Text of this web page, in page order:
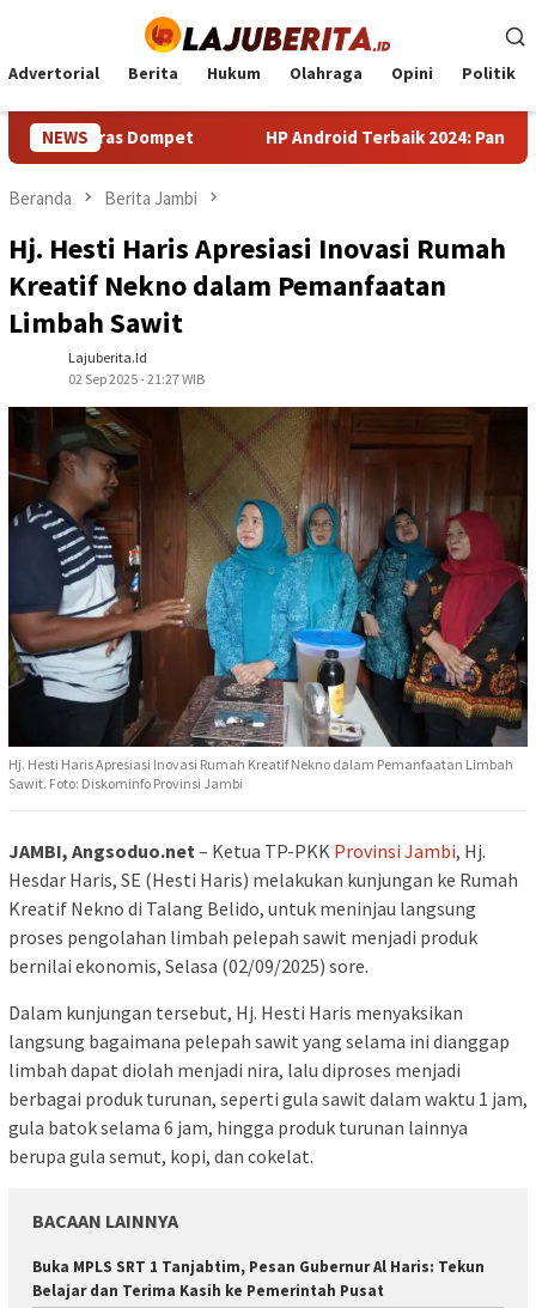
konten
Advertorial Berita Hukum Olahraga Opini Politik
NEWS
Dompet HP Android Terbaik 2024: Panduan
Beranda Berita Jambi
Hj. Hesti Haris Apresiasi Inovasi Rumah
Kreatif Nekno dalam Pemanfaatan
Limbah Sawit
Lajuberita.id
02 Sep 2025 - 21:27 WIB
Hj. Hesti Haris Apresiasi Inovasi Rumah Kreatif Nekno dalam Pemanfaatan Limbah
Sawit. Foto: Diskominfo Provinsi Jambi
JAMBI, Angsoduo.net– Ketua TP-PKK Provinsi Jambi, Hj.
Hesdar Haris, SE (Hesti Haris) melakukan kunjungan ke Rumah
Kreatif Nekno di Talang Belido, untuk meninjau langsung
proses pengolahan limbah pelepah sawit menjadi produk
bernilai ekonomis, Selasa (02/09/2025) sore.
Dalam kunjungan tersebut, Hj. Hesti Haris menyaksikan
langsung bagaimana pelepah sawit yang selama ini dianggap
limbah dapat diolah menjadi nira, lalu diproses menjadi
berbagai produk turunan, seperti gula sawit dalam waktu 1 jam,
gula batok selama 6 jam, hingga produk turunan lainnya
berupa gula semut, kopi, dan cokelat.
BACAAN LAINNYA
Buka MPLS SRT 1 Tanjabtim, Pesan Gubernur Al Haris: Tekun
Belajar dan Terima Kasih ke Pemerintah Pusat